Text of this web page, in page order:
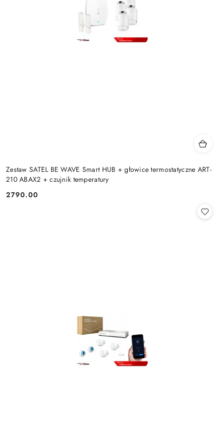
Zestaw SATEL BE WAVE Smart HUB + głowice termostatyczne ART-
210 ABAX2 + czujnik temperatury
Cena:
2790.00